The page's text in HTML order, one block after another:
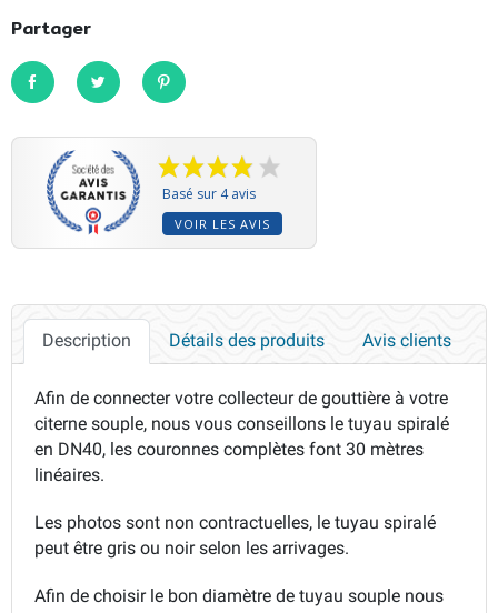
Partager
PartagerTweet Pinterest
Basé sur 4 avis
VOIR LES AVIS
Description Détails des produits Avis clients
Afin de connecter votre collecteur de gouttière à votre
citerne souple, nous vous conseillons le tuyau spiralé
en DN40, les couronnes complètes font 30 mètres
linéaires.
Les photos sont non contractuelles, le tuyau spiralé
peut être gris ou noir selon les arrivages.
Afin de choisir le bon diamètre de tuyau souple nous